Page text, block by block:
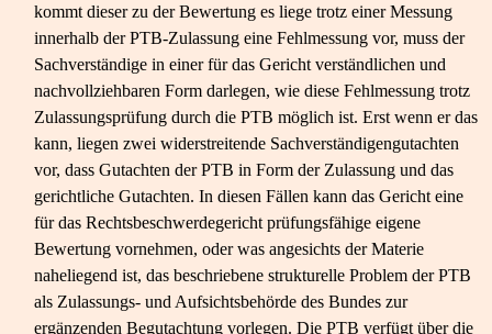
kommt dieser zu der Bewertung es liege trotz einer Messung
innerhalb der PTB-​Zulassung eine Fehlmessung vor, muss der
Sachverständige in einer für das Gericht verständlichen und
nachvollziehbaren Form darlegen, wie diese Fehlmessung trotz
Zulassungsprüfung durch die PTB möglich ist. Erst wenn er das
kann, liegen zwei widerstreitende Sachverständigengutachten
vor, dass Gutachten der PTB in Form der Zulassung und das
gerichtliche Gutachten. In diesen Fällen kann das Gericht eine
für das Rechtsbeschwerdegericht prüfungsfähige eigene
Bewertung vornehmen, oder was angesichts der Materie
naheliegend ist, das beschriebene strukturelle Problem der PTB
als Zulassungs- und Aufsichtsbehörde des Bundes zur
ergänzenden Begutachtung vorlegen. Die PTB verfügt über die